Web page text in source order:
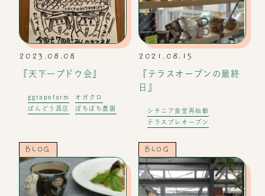
2023.08.08
『天下一ブドウ会』
ggrapefarm
オガクロ
ばんどう酒店
ぼちぼち農園
2021.08.15
『テラスオープンの最終
日』
シチニア食堂再始動
テラスプレオープン
BLOG BLOG